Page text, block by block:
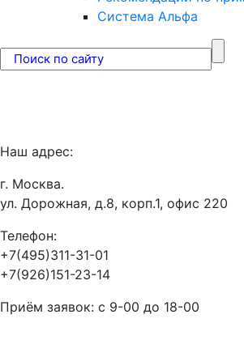
Система Альфа
Наш адрес:
г. Москва.
ул. Дорожная, д.8, корп.1, офис 220
Телефон:
+7(495)311-31-01
+7(926)151-23-14
Приём заявок: с 9-00 до 18-00